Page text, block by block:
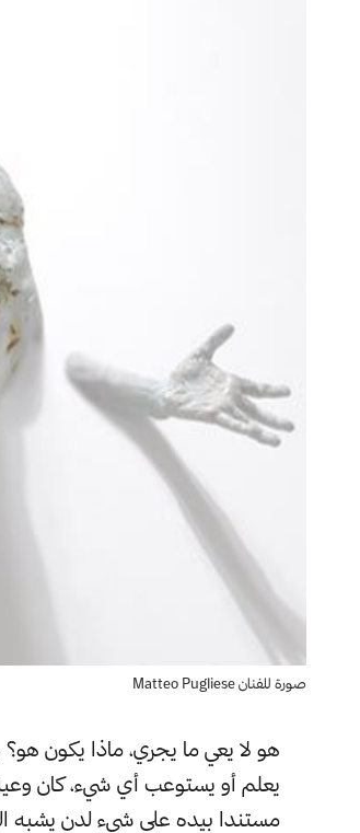
صورة للفنان Matteo Pugliese
هو لا يعي ما يجري، ماذا يكون
يعلم أو يستوعب أي شيء، كان
مستندا بيده على شيء لدن يشبه